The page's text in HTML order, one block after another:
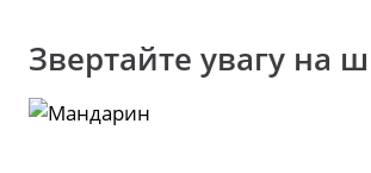
Звертайте увагу на